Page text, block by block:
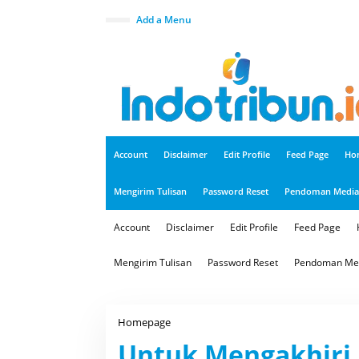
Add a Menu
Account Disclaimer Edit Profile Feed Page
Mengirim Tulisan Password Reset Pendoman
Account Disclaimer Edit Profile Feed Page
Mengirim Tulisan Password Reset Pendoman
Homepage
u